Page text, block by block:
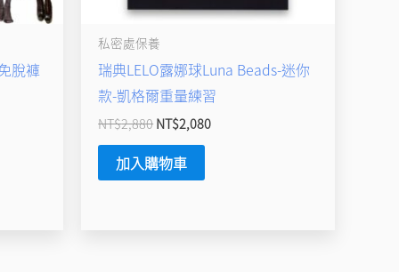
脫褲
私密處保養
瑞典LELO露娜球Luna Beads-迷你
款-凱格爾重量練習
NT$2,880NT$2,080
加入購物車